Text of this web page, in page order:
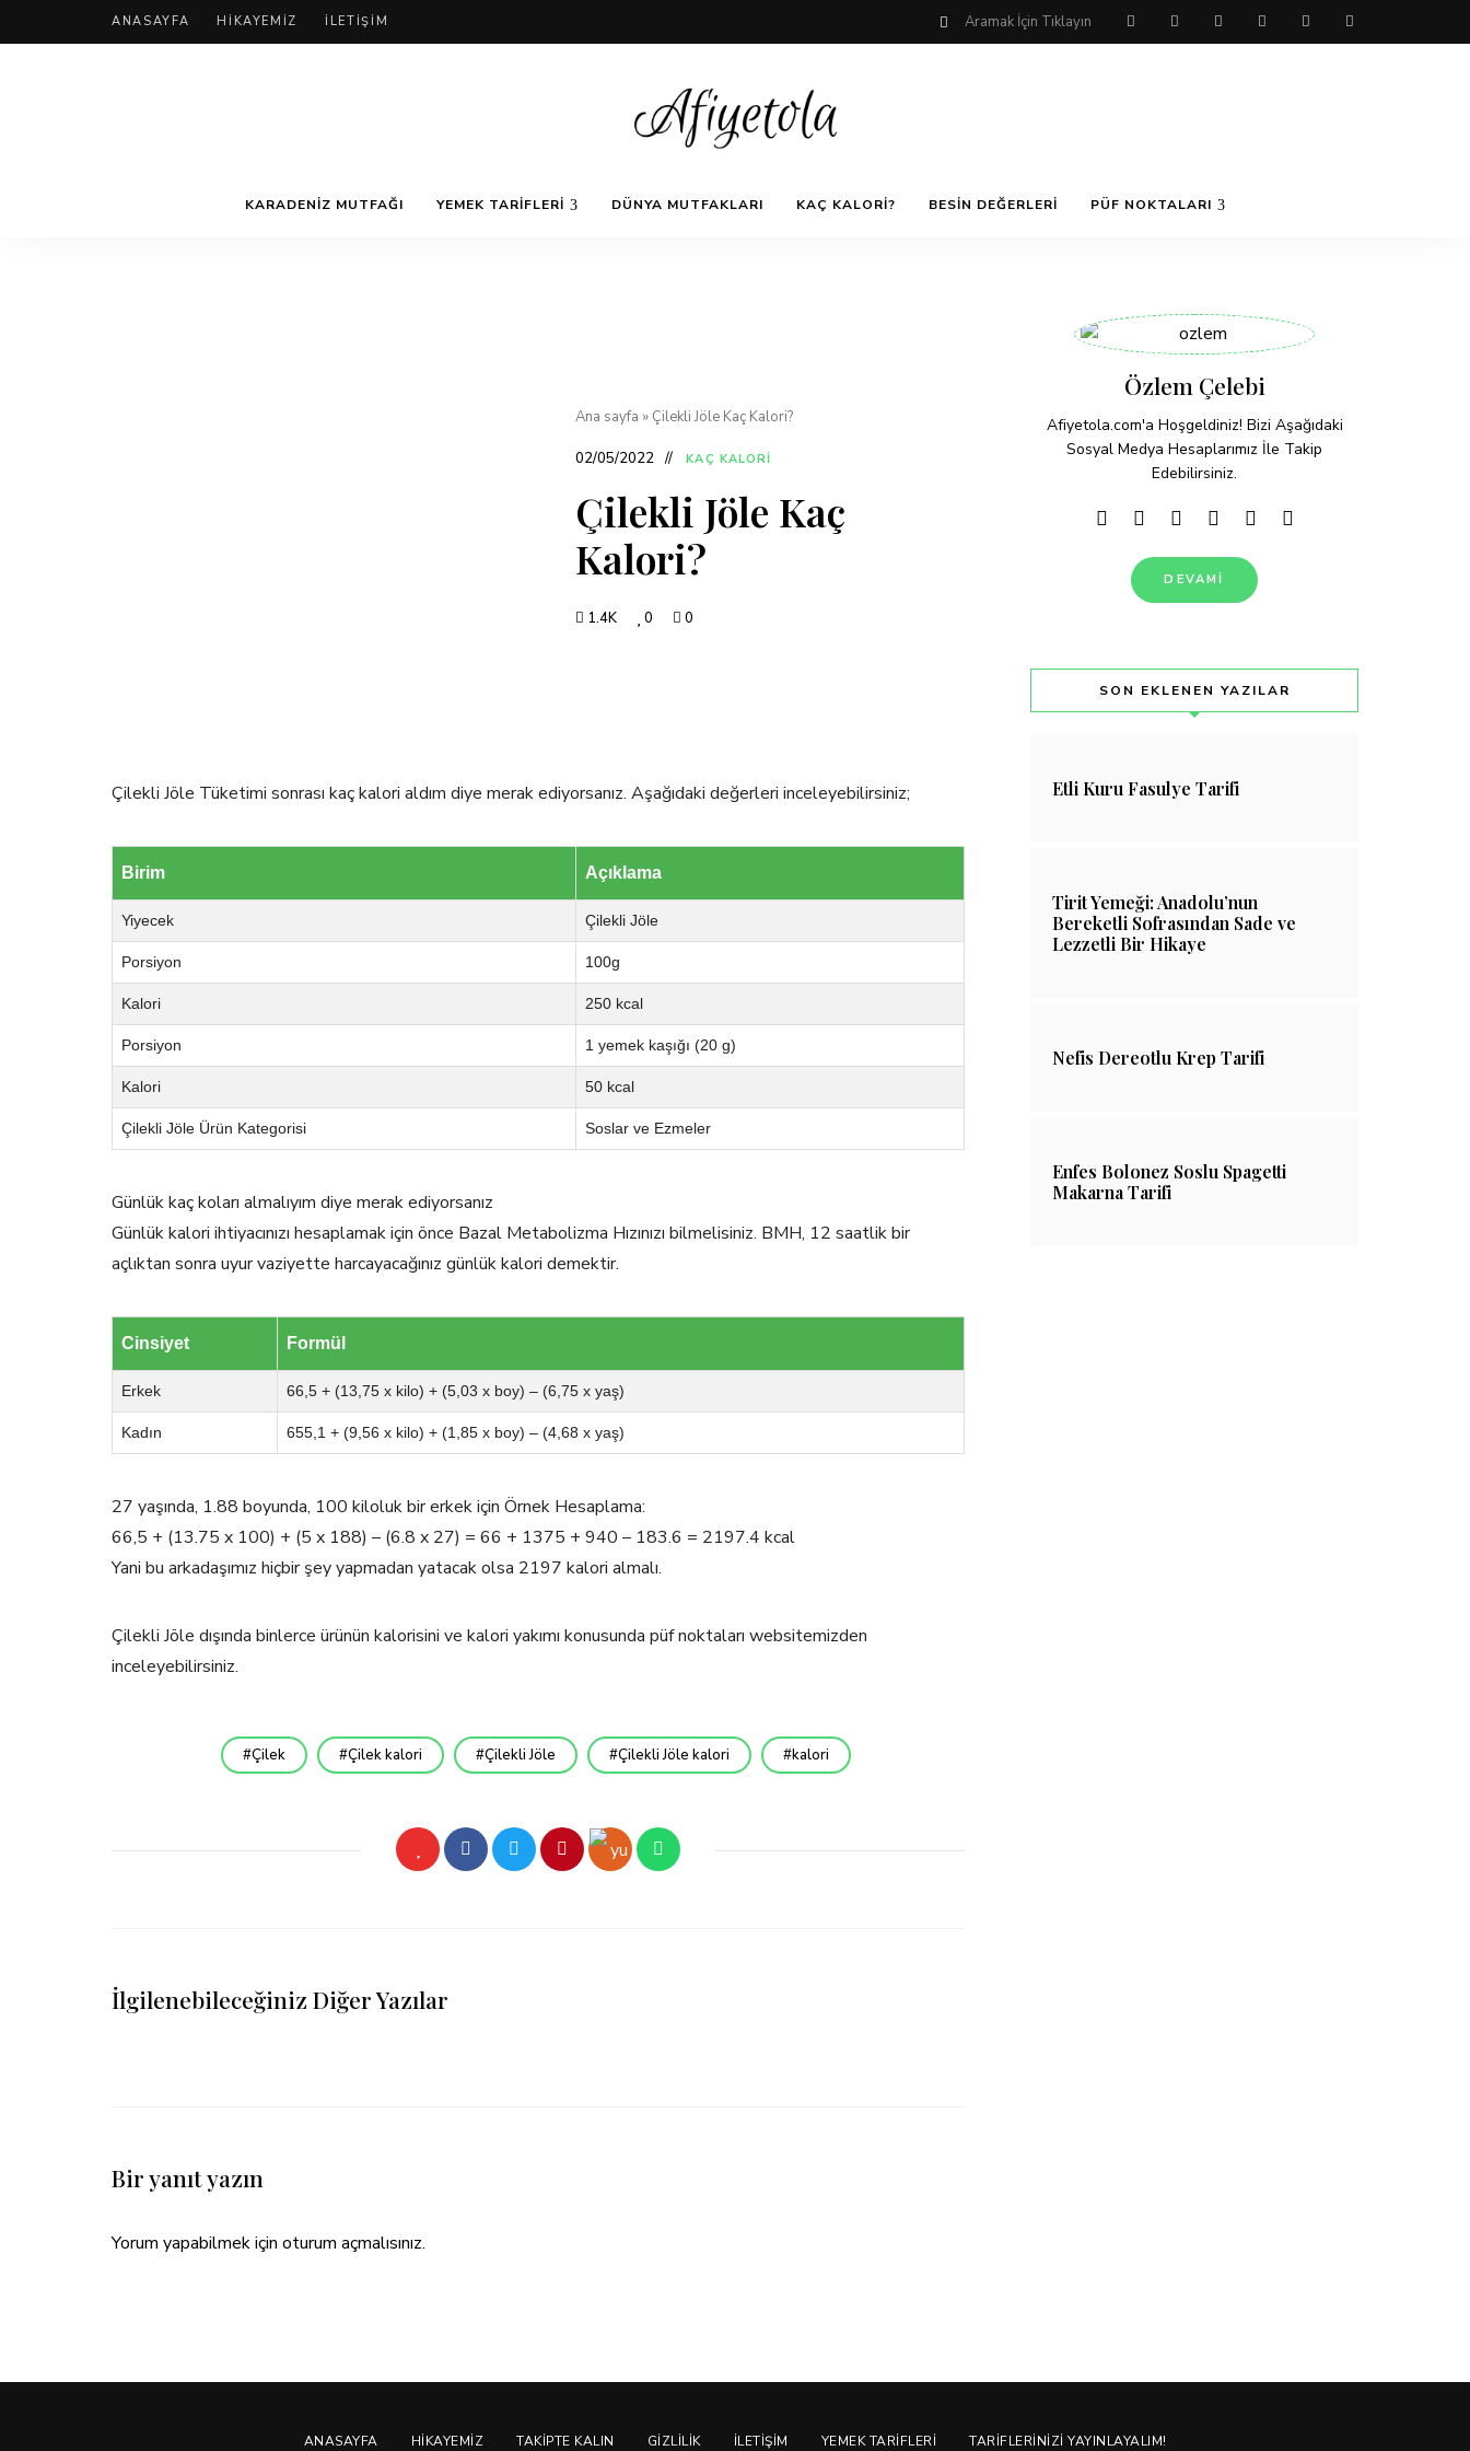
ANASAYFA HIKAYEMIZ İLETIŞIM
AfiyetOla
Yemek
Tarifleri
ve
Lezzetli,
ve
kurabiyeler
KARADENIZ MUTFAĞI YEMEK TARIFLERI DÜNYA MUTFAKLARI KAÇ KALORI? BESIN DEĞERLERI PÜF NOKTALARI
Ana sayfa » Çilekli Jöle Kaç Kalori?
02/05/2022 KAÇ KALORI
Çilekli Jöle Kaç
Kalori?
1.4K 0 0
Çilekli Jöle Tüketimi sonrası kaç kalori aldım diye merak ediyorsanız. Aşağıdaki değerleri inceleyebilirsiniz;
Birim Açıklama
Yiyecek Çilekli Jöle
Porsiyon 100g
Kalori 250 kcal
Porsiyon 1 yemek kaşığı (20 g)
Kalori 50 kcal
Çilekli Jöle Ürün Kategorisi Soslar ve Ezmeler
Günlük kaç koları almalıyım diye merak ediyorsanız
Günlük kalori ihtiyacınızı hesaplamak için önce Bazal Metabolizma Hızınızı bilmelisiniz. BMH, 12 saatlik bir
açlıktan sonra uyur vaziyette harcayacağınız günlük kalori demektir.
Cinsiyet Formül
Erkek 66,5 + (13,75 x kilo) + (5,03 x boy) – (6,75 x yaş)
Kadın 655,1 + (9,56 x kilo) + (1,85 x boy) – (4,68 x yaş)
27 yaşında, 1.88 boyunda, 100 kiloluk bir erkek için Örnek Hesaplama:
66,5 + (13.75 x 100) + (5 x 188) – (6.8 x 27) = 66 + 1375 + 940 – 183.6 = 2197.4 kcal
Yani bu arkadaşımız hiçbir şey yapmadan yatacak olsa 2197 kalori almalı.
Çilekli Jöle dışında binlerce ürünün kalorisini ve kalori yakımı konusunda püf noktaları websitemizden
inceleyebilirsiniz.
Çilek Çilek kalori Çilekli Jöle Çilekli Jöle kalori kalori
İlgilenebileceğiniz Diğer Yazılar
Bir yanıt yazın
Yorum yapabilmek için oturum açmalısınız.
Özlem Çelebi
Afiyetola.com'a Hoşgeldiniz! Bizi Aşağıdaki
Sosyal Medya Hesaplarımız İle Takip
Edebilirsiniz.
DEVAMI
SON EKLENEN YAZILAR
Etli Kuru Fasulye Tarifi
Tirit Yemeği: Anadolu’nun
Bereketli Sofrasından Sade ve
Lezzetli Bir Hikaye
Nefis Dereotlu Krep Tarifi
Enfes Bolonez Soslu Spagetti
Makarna Tarifi
ANASAYFA HIKAYEMIZ TAKIPTE KALIN GIZLILIK İLETIŞIM YEMEK TARIFLERI TARIFLERINIZI YAYINLAYALIM!